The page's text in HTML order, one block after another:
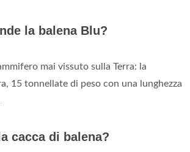
la balena Blu?
mai vissuto sulla Terra: la
15 tonnellate di peso con una lunghezza
cacca di balena?